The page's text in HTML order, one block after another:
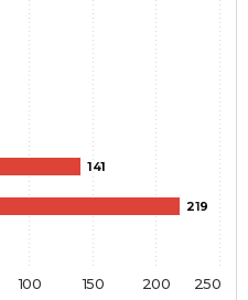
141
219
100 150 200 250